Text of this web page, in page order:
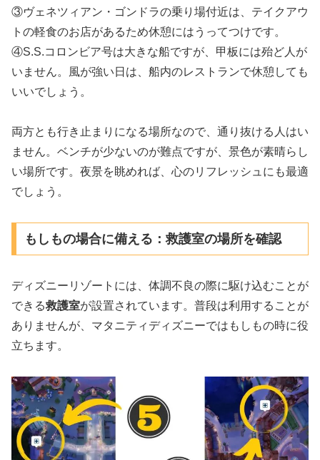
③ヴェネツィアン・ゴンドラの乗り場付近は、テイクアウ
トの軽食のお店があるため休憩にはうってつけです。
④S.S.コロンビア号は大きな船ですが、甲板には殆ど人が
いません。風が強い日は、船内のレストランで休憩しても
いいでしょう。
両方とも行き止まりになる場所なので、通り抜ける人はい
ません。ベンチが少ないのが難点ですが、景色が素晴らし
い場所です。夜景を眺めれば、心のリフレッシュにも最適
でしょう。
もしもの場合に備える：救護室の場所を確認
ディズニーリゾートには、体調不良の際に駆け込むことが
できる救護室が設置されています。普段は利用することが
ありませんが、マタニティディズニーではもしもの時に役
立ちます。